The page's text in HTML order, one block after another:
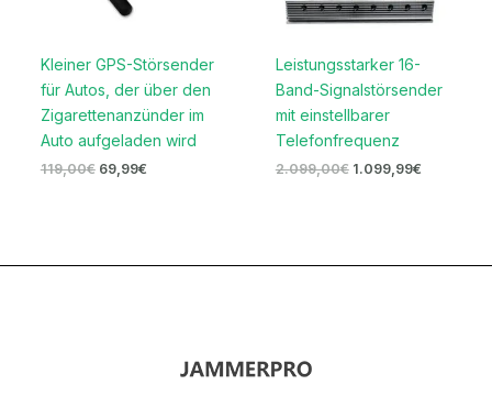
Kleiner GPS-Störsender
für Autos, der über den
Zigarettenanzünder im
Auto aufgeladen wird
119,00€ 69,99€
Leistungsstarker 16-
Band-Signalstörsender
mit einstellbarer
Telefonfrequenz
2.099,00€ 1.099,99€